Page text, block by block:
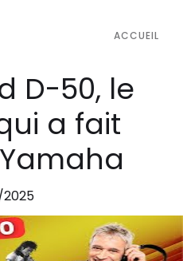
ACCUEIL
D-50, le
a fait